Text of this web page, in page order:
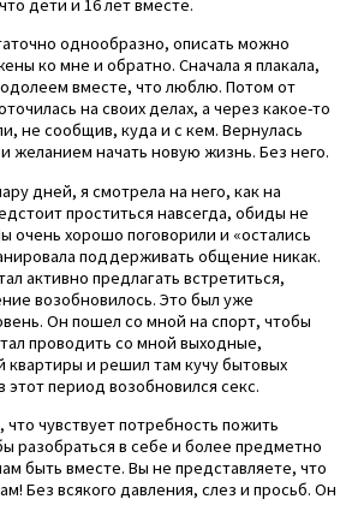
дети и 16 лет вместе.
однообразно, описать можно
ко мне и обратно. Сначала я плакала,
вместе, что люблю. Потом от
на своих делах, а через какое-то
не сообщив, куда и с кем. Вернулась
желанием начать новую жизнь. Без него.
дней, я смотрела на него, как на
проститься навсегда, обиды не
очень хорошо поговорили и «остались
поддерживать общение никак.
активно предлагать встретиться,
возобновилось. Это был уже
Он пошел со мной на спорт, чтобы
проводить со мной выходные,
квартиры и решил там кучу бытовых
этот период возобновился секс.
чувствует потребность пожить
разобраться в себе и более предметно
быть вместе. Вы не представляете, что
Без всякого давления, слез и просьб. Он